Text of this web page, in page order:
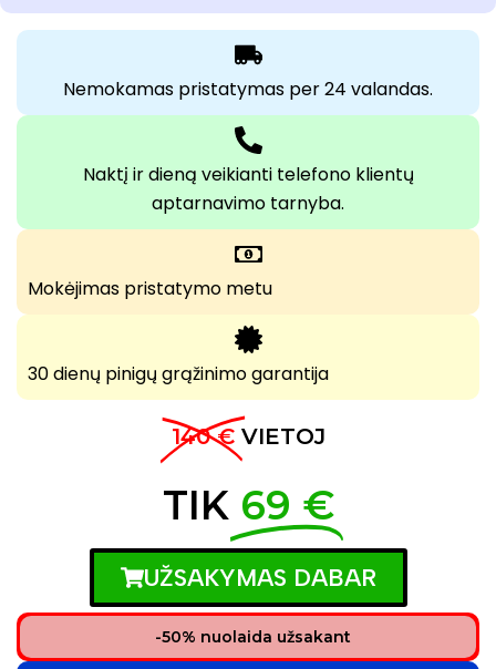
Nemokamas pristatymas per 24 valandas.
Naktį ir dieną veikianti telefono klientų
aptarnavimo tarnyba.
Mokėjimas pristatymo metu
30 dienų pinigų grąžinimo garantija
140 € VIETOJ
TIK 69 €
UŽSAKYMAS DABAR
-50% nuolaida užsakant